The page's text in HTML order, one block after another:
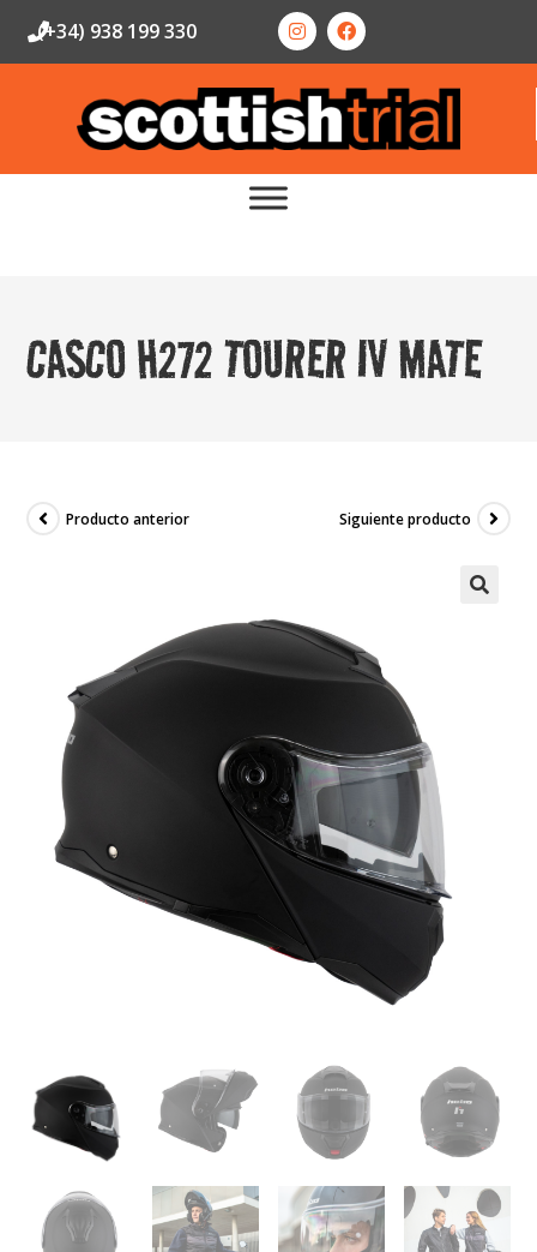
(+34) 938 199 330
CASCO H272 TOURER IV MATE
Producto anterior Siguiente producto